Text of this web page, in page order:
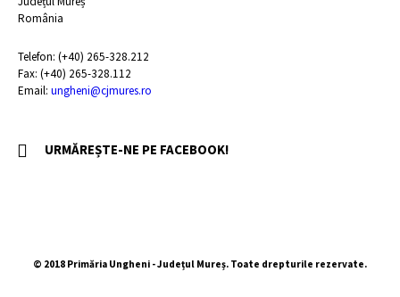
România
Telefon: (+40) 265-328.212
Fax: (+40) 265-328.112
Email: ungheni@cjmures.ro
URMĂREȘTE-NE PE FACEBOOK!
© 2018 Primăria Ungheni - Județul Mureș. Toate drepturile rezervate.